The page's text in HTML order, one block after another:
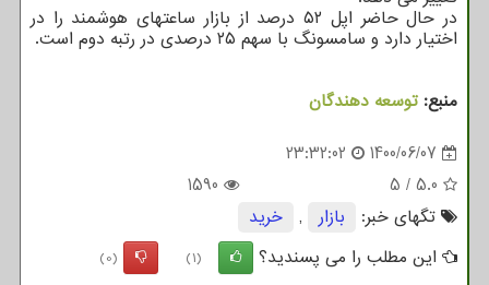
در حال حاضر اپل ۵۲ درصد از بازار ساعتهای هوشمند را در
اختیار دارد و سامسونگ با سهم ۲۵ درصدی در رتبه دوم است.
منبع: توسعه دهندگان
1400/06/07
23:32:02
5.0
/
5
1590
تگهای خبر:
بازار ,
خرید
این مطلب را می پسندید؟
(1)
(0)